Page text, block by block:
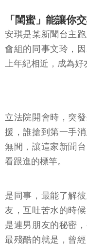
「閨蜜」能讓你
安琪是某新聞台主
會組的同事文玲，
上年紀相近，成為好
立法院開會時，突
援，誰搶到第一手
無間，讓這家新聞
看跟進的標竿。
是同事，最能了解
友，互吐苦水的時
是連男朋友的秘密
最殘酷的就是，曾